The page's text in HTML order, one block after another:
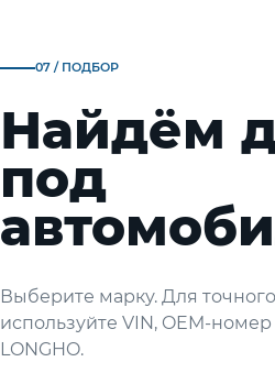
07 / ПОДБОР
Найдём
под
Выберите марку. Для точного
используйте VIN, OEM-
LONGHO.